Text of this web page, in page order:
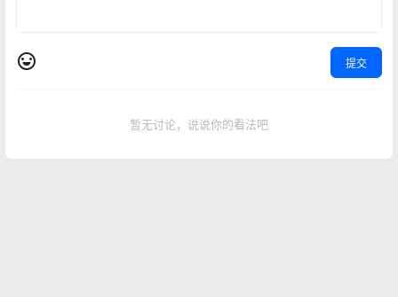
提交
暂无讨论，说说你的看法吧